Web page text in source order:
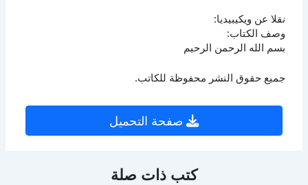
نقلا عن ويكيبيديا:
وصف الكتاب:
بسم الله الرحمن الرحيم
جميع حقوق النشر محفوظة للكاتب.
صفحة التحميل
كتب ذات صلة